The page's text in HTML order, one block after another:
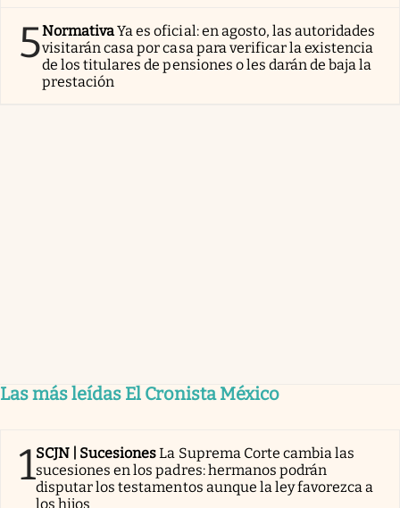
5NormativaYa es oficial: en agosto, las autoridades
visitarán casa por casa para verificar la existencia
de los titulares de pensiones o les darán de baja la
prestación
Las más leídas El Cronista México
1SCJN | SucesionesLa Suprema Corte cambia las
sucesiones en los padres: hermanos podrán
disputar los testamentos aunque la ley favorezca a
los hijos